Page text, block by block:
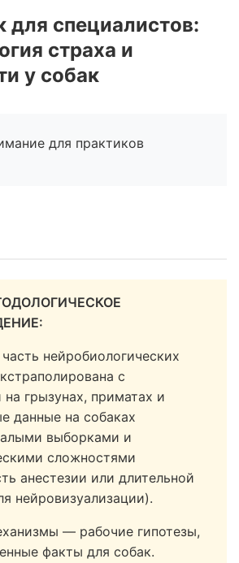
для специалистов:
страха и
у собак
для практиков
нейробиологических
с
на грызунах, приматах и
данные на собаках
выборками и
сложностями
анестезии или длительной
нейровизуализации).
— рабочие гипотезы,
факты для собак.